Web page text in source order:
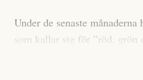
Under de senaste
som kallar sig för ”röd, grön